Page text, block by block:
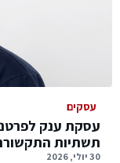
עסקים
עסקת ענק
תשתיות
30 יולי, 2026